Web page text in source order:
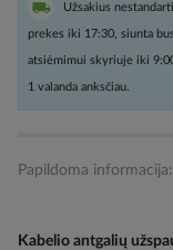
Užsakius
prekes iki 17:30, siunta
atsiėmimui skyriuje iki
1 valanda anksčiau.
Papildoma informacija:
Kabelio antgalių